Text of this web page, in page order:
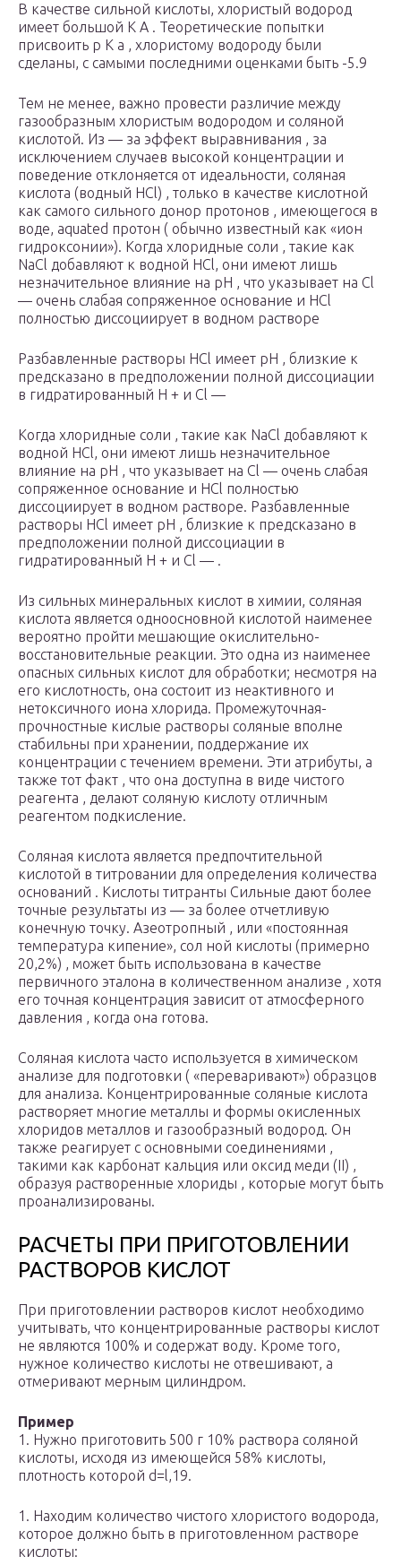
В качестве сильной кислоты, хлористый водород
имеет большой K A . Теоретические попытки
присвоить р К а , хлористому водороду были
сделаны, с самыми последними оценками быть -5.9
Тем не менее, важно провести различие между
газообразным хлористым водородом и соляной
кислотой. Из — за эффект выравнивания , за
исключением случаев высокой концентрации и
поведение отклоняется от идеальности, соляная
кислота (водный HCl) , только в качестве кислотной
как самого сильного донор протонов , имеющегося в
воде, aquated протон ( обычно известный как «ион
гидроксонии»). Когда хлоридные соли , такие как
NaCl добавляют к водной HCl, они имеют лишь
незначительное влияние на рН , что указывает на Cl
— очень слабая сопряженное основание и HCl
полностью диссоциирует в водном растворе
Разбавленные растворы HCl имеет рН , близкие к
предсказано в предположении полной диссоциации
в гидратированный Н + и Cl —
Когда хлоридные соли , такие как NaCl добавляют к
водной HCl, они имеют лишь незначительное
влияние на рН , что указывает на Cl — очень слабая
сопряженное основание и HCl полностью
диссоциирует в водном растворе. Разбавленные
растворы HCl имеет рН , близкие к предсказано в
предположении полной диссоциации в
гидратированный Н + и Cl — .
Из сильных минеральных кислот в химии, соляная
кислота является одноосновной кислотой наименее
вероятно пройти мешающие окислительно-
восстановительные реакции. Это одна из наименее
опасных сильных кислот для обработки; несмотря на
его кислотность, она состоит из неактивного и
нетоксичного иона хлорида. Промежуточная-
прочностные кислые растворы соляные вполне
стабильны при хранении, поддержание их
концентрации с течением времени. Эти атрибуты, а
также тот факт , что она доступна в виде чистого
реагента , делают соляную кислоту отличным
реагентом подкисление.
Соляная кислота является предпочтительной
кислотой в титровании для определения количества
оснований . Кислоты титранты Сильные дают более
точные результаты из — за более отчетливую
конечную точку. Азеотропный , или «постоянная
температура кипение», сол ной кислоты (примерно
20,2%) , может быть использована в качестве
первичного эталона в количественном анализе , хотя
его точная концентрация зависит от атмосферного
давления , когда она готова.
Соляная кислота часто используется в химическом
анализе для подготовки ( «переваривают») образцов
для анализа. Концентрированные соляные кислота
растворяет многие металлы и формы окисленных
хлоридов металлов и газообразный водород. Он
также реагирует с основными соединениями ,
такими как карбонат кальция или оксид меди (II) ,
образуя растворенные хлориды , которые могут быть
проанализированы.
РАСЧЕТЫ ПРИ ПРИГОТОВЛЕНИИ
РАСТВОРОВ КИСЛОТ
При приготовлении растворов кислот необходимо
учиты­вать, что концентрированные растворы кислот
не явля­ются 100% и содержат воду. Кроме того,
нужное ко­личество кислоты не отвешивают, а
отмеривают мерным цилиндром.
Пример
1. Нужно приготовить 500 г 10% раствора соляной
кислоты, исходя из имеющейся 58% кислоты,
плотность которой d=l,19.
1. Находим количество чистого хлористого водорода,
которое должно быть в приготовленном растворе
кис­лоты: